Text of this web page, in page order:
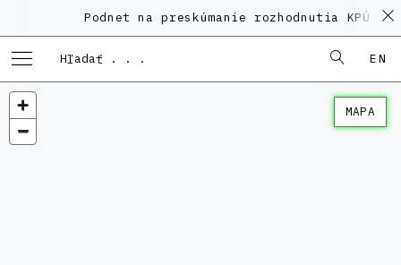
Podnet na preskúmanie rozhodnutia KPÚ
EN
MAPA